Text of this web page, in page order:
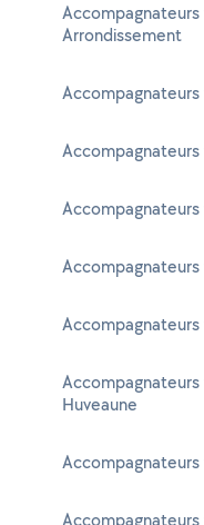
Accompagnateurs
Arrondissement
Accompagnateurs
Accompagnateurs
Accompagnateurs
Accompagnateurs
Accompagnateurs
Huveaune
Accompagnateurs